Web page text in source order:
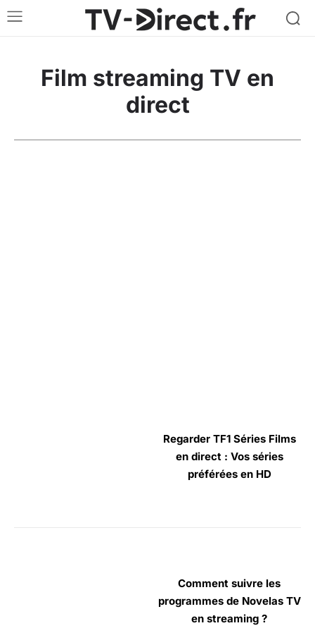
Film streaming TV en
direct
Regarder TF1 Séries Films
en direct : Vos séries
préférées en HD
Comment suivre les
programmes de Novelas TV
en streaming ?